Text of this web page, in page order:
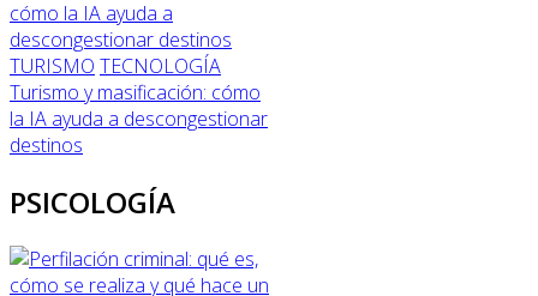
TURISMO TECNOLOGÍA
Turismo y masificación: cómo
la IA ayuda a descongestionar
destinos
PSICOLOGÍA